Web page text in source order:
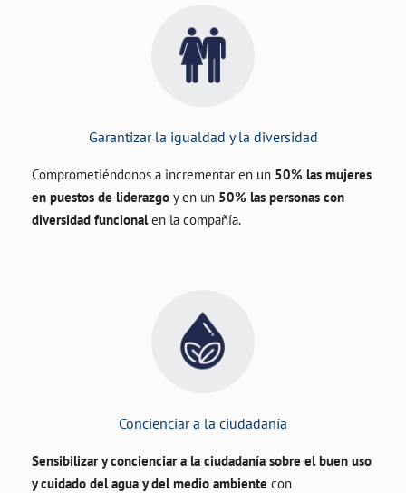
Garantizar la igualdad y la diversidad
Comprometiéndonos a incrementar en un 50% las mujeres
en puestos de liderazgo y en un 50% las personas con
diversidad funcionalen la compañía.
Concienciar a la ciudadanía
Sensibilizar y concienciar a la ciudadanía sobre el buen uso
y cuidado del agua y del medio ambiente con